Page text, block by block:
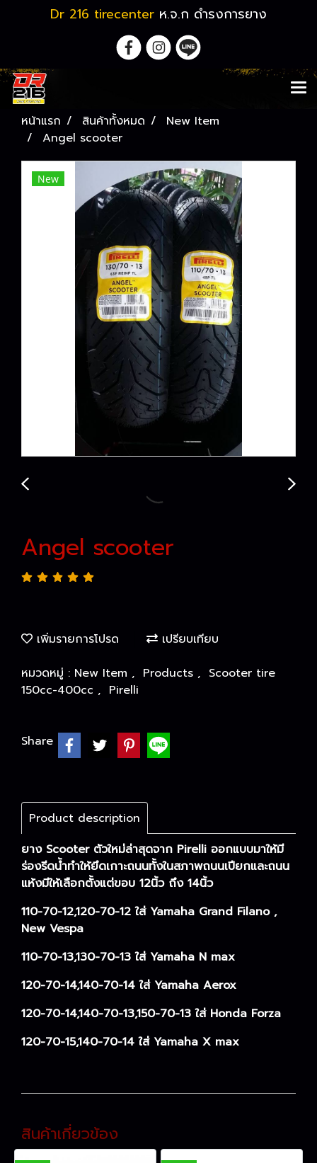
Dr 216 tirecenter ห.จ.ก ดำรงการยาง
หน้าแรก สินค้าทั้งหมด
New Item
Angel scooter
New
Angel scooter
เพิ่มรายการโปรด
เปรียบเทียบ
หมวดหมู่ : New Item , Products , Scooter tire
150cc-400cc , Pirelli
Share
Product description
ยาง Scooter ตัวใหม่ล่าสุดจาก Pirelli ออกแบบมาให้มี
ร่องรีดน้ำทำให้ยึดเกาะถนนทั้งในสภาพถนนเปียกและถนน
แห้งมีให้เลือกตั้งแต่ขอบ 12นิ้ว ถึง 14นิ้ว
110-70-12,120-70-12 ใส่ Yamaha Grand Filano ,
New Vespa
110-70-13,130-70-13 ใส่ Yamaha N max
120-70-14,140-70-14 ใส่ Yamaha Aerox
120-70-14,140-70-13,150-70-13 ใส่ Honda Forza
120-70-15,140-70-14 ใส่ Yamaha X max
สินค้าเกี่ยวข้อง